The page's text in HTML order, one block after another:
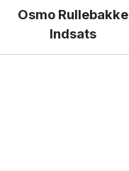
Osmo Rullebakke
Indsats